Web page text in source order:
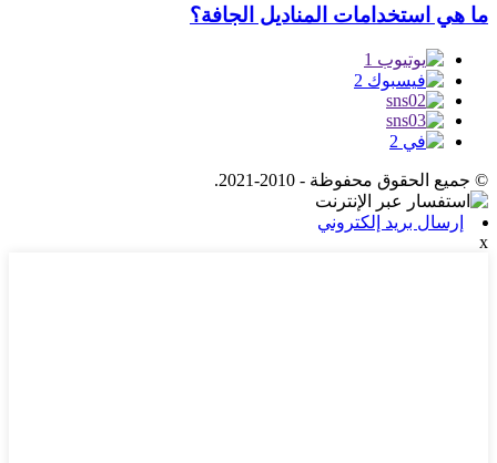
ما هي استخدامات المناديل الجافة؟
© جميع الحقوق محفوظة - 2010-2021.
إرسال بريد إلكتروني
x